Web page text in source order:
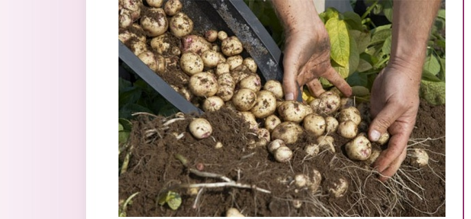
Перейти к основному содержанию